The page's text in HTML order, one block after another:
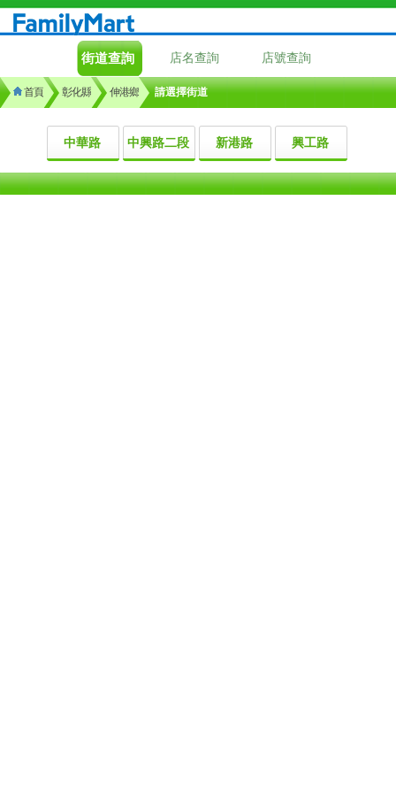
街道查詢 店名查詢 店號查詢
首頁 彰化縣 伸港鄉 請選擇街道
中華路 中興路二段 新港路 興工路